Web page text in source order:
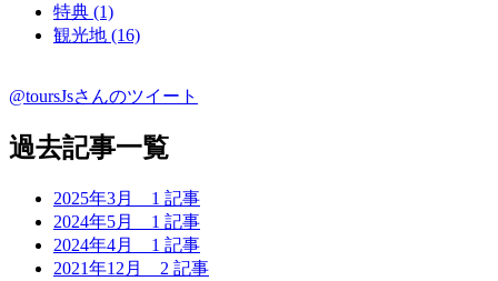
特典 (1)
観光地 (16)
@toursJsさんのツイート
過去記事一覧
2025年3月 1 記事
2024年5月 1 記事
2024年4月 1 記事
2021年12月 2 記事